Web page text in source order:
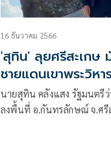
16 ธันวาคม 2566
'สุทิน' ลุยศรีสะเกษ
ชายแดนเขาพระวิหา
นายสุทิน คลังแสง รัฐมนตรีว่
ลงพื้นที่ อ.กันทรลักษณ์ จ.ศรี